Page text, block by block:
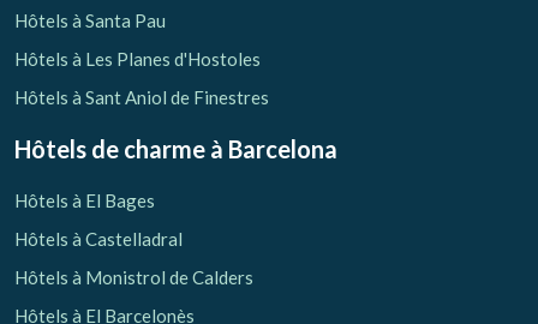
Hôtels à Santa Pau
Hôtels à Les Planes d'Hostoles
Hôtels à Sant Aniol de Finestres
Hôtels de charme à Barcelona
Hôtels à El Bages
Hôtels à Castelladral
Hôtels à Monistrol de Calders
Hôtels à El Barcelonès